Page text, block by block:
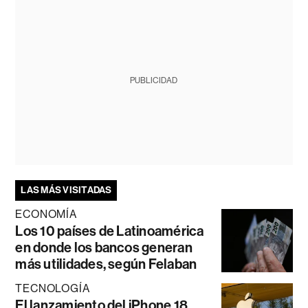
PUBLICIDAD
LAS MÁS VISITADAS
ECONOMÍA
Los 10 países de Latinoamérica
en donde los bancos generan
más utilidades, según Felaban
TECNOLOGÍA